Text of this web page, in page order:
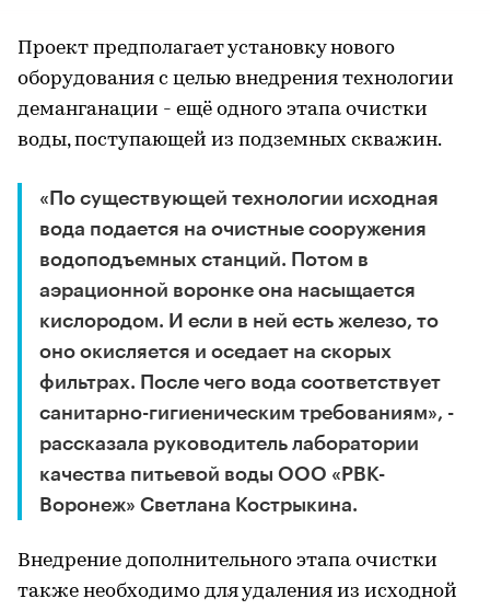
Проект предполагает установку нового
оборудования с целью внедрения технологии
деманганации - ещё одного этапа очистки
воды, поступающей из подземных скважин.
«По существующей технологии исходная
вода подается на очистные сооружения
водоподъемных станций. Потом в
аэрационной воронке она насыщается
кислородом. И если в ней есть железо, то
оно окисляется и оседает на скорых
фильтрах. После чего вода соответствует
санитарно-гигиеническим требованиям», -
рассказала руководитель лаборатории
качества питьевой воды ООО «РВК-
Воронеж» Светлана Кострыкина.
Внедрение дополнительного этапа очистки
также необходимо для удаления из исходной